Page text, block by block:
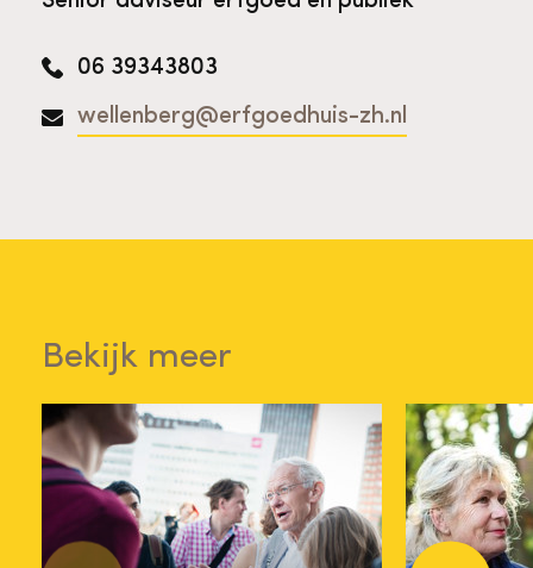
06 39343803
wellenberg@erfgoedhuis-zh.nl
Bekijk meer